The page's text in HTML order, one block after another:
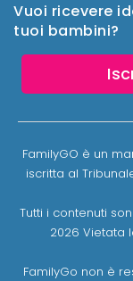
Vuoi ricevere
tuoi bambini?
FamilyGO è un
iscritta al Tribunale
Tutti i contenuti
2026 Vietata
FamilyGo non è